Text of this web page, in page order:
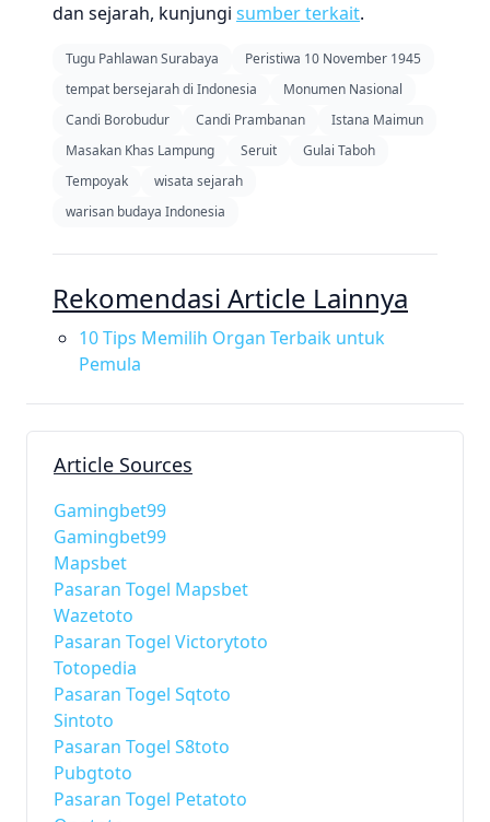
dan sejarah, kunjungi sumber terkait.
Tugu Pahlawan Surabaya
Peristiwa 10 November 1945
tempat bersejarah di Indonesia
Monumen Nasional
Candi Borobudur
Candi Prambanan
Istana Maimun
Masakan Khas Lampung
Seruit
Gulai Taboh
Tempoyak
wisata sejarah
warisan budaya Indonesia
Rekomendasi Article Lainnya
10 Tips Memilih Organ Terbaik untuk
Pemula
Article Sources
Gamingbet99
Gamingbet99
Mapsbet
Pasaran Togel Mapsbet
Wazetoto
Pasaran Togel Victorytoto
Totopedia
Pasaran Togel Sqtoto
Sintoto
Pasaran Togel S8toto
Pubgtoto
Pasaran Togel Petatoto